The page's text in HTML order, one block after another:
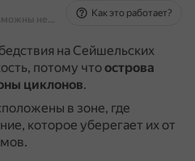
На основе источников, возможны неточности
Как это работает?
на Сейшельских
потому чтоострова
циклонов.
в зоне, где
которое уберегает их от